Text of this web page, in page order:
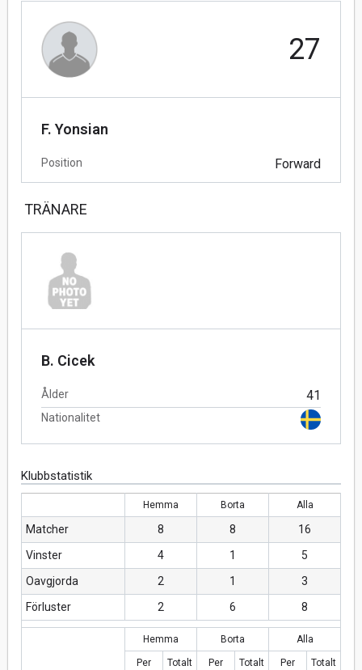
27
F. Yonsian
Position Forward
TRÄNARE
B. Cicek
Ålder 41
Nationalitet
Klubbstatistik
Hemma Borta Alla
Matcher 8 8
16
Vinster
4 1
5
Oavgjorda
2 1
3
Förluster
2 6 8
Hemma Borta Alla
Per Totalt Per Totalt Per Totalt